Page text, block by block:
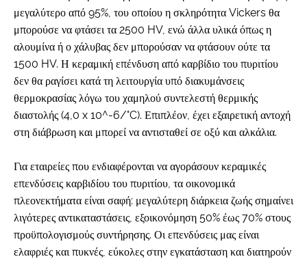
μεγαλύτερο από 95%, του οποίου η σκληρότητα Vickers θα
μπορούσε να φτάσει τα 2500 HV, ενώ άλλα υλικά όπως η
αλουμίνα ή ο χάλυβας δεν μπορούσαν να φτάσουν ούτε τα
1500 HV. Η κεραμική επένδυση από καρβίδιο του πυριτίου
δεν θα ραγίσει κατά τη λειτουργία υπό διακυμάνσεις
θερμοκρασίας λόγω του χαμηλού συντελεστή θερμικής
διαστολής (4,0 x 10^-6/°C). Επιπλέον, έχει εξαιρετική αντοχή
στη διάβρωση και μπορεί να αντισταθεί σε οξύ και αλκάλια.
Για εταιρείες που ενδιαφέρονται να αγοράσουν κεραμικές
επενδύσεις καρβιδίου του πυριτίου, τα οικονομικά
πλεονεκτήματα είναι σαφή: μεγαλύτερη διάρκεια ζωής σημαίνει
λιγότερες αντικαταστάσεις, εξοικονόμηση 50% έως 70% στους
προϋπολογισμούς συντήρησης. Οι επενδύσεις μας είναι
ελαφριές και πυκνές, εύκολες στην εγκατάσταση και διατηρούν